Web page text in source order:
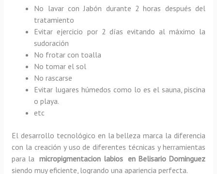
No lavar con Jabón durante 2 horas después del
tratamiento
Evitar ejercicio por 2 días evitando al máximo la
sudoración
No frotar con toalla
No tomar el sol
No rascarse
Evitar lugares húmedos como lo es el sauna, piscina
o playa.
etc
El desarrollo tecnológico en la belleza marca la diferencia
con la creación y uso de diferentes técnicas y herramientas
para lamicropigmentacion labios en Belisario Dominguez
siendo muy eficiente, logrando una apariencia perfecta.